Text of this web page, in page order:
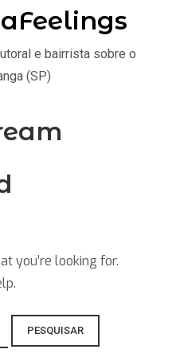
you’re looking for.
e bairrista sobre o
(SP)